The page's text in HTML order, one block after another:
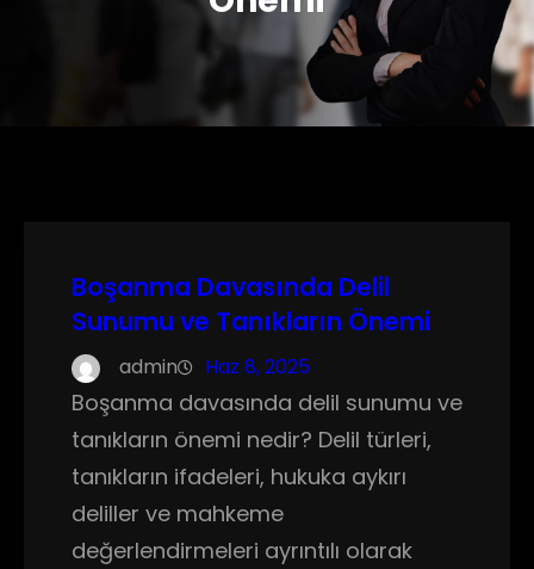
Boşanma Davasında Delil
Sunumu ve Tanıkların Önemi
admin Haz 8, 2025
Boşanma davasında delil sunumu ve
tanıkların önemi nedir? Delil türleri,
tanıkların ifadeleri, hukuka aykırı
deliller ve mahkeme
değerlendirmeleri ayrıntılı olarak